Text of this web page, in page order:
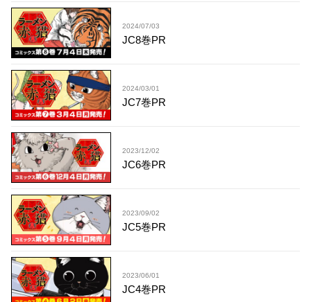
2024/07/03
JC8巻PR
2024/03/01
JC7巻PR
2023/12/02
JC6巻PR
2023/09/02
JC5巻PR
2023/06/01
JC4巻PR